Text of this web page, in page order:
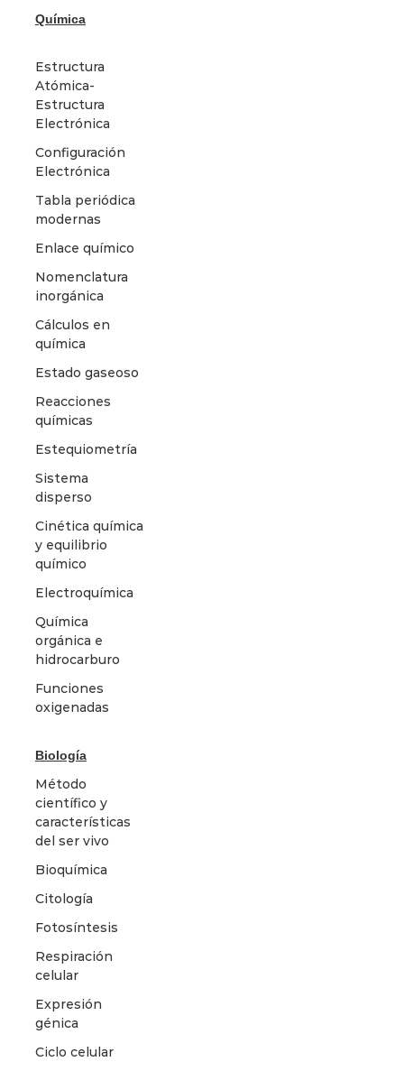
Química
Estructura
Atómica-
Estructura
Electrónica
Configuración
Electrónica
Tabla periódica
modernas
Enlace químico
Nomenclatura
inorgánica
Cálculos en
química
Estado gaseoso
Reacciones
químicas
Estequiometría
Sistema
disperso
Cinética química
y equilibrio
químico
Electroquímica
Química
orgánica e
hidrocarburo
Funciones
oxigenadas
Biología
Método
científico y
características
del ser vivo
Bioquímica
Citología
Fotosíntesis
Respiración
celular
Expresión
génica
Ciclo celular